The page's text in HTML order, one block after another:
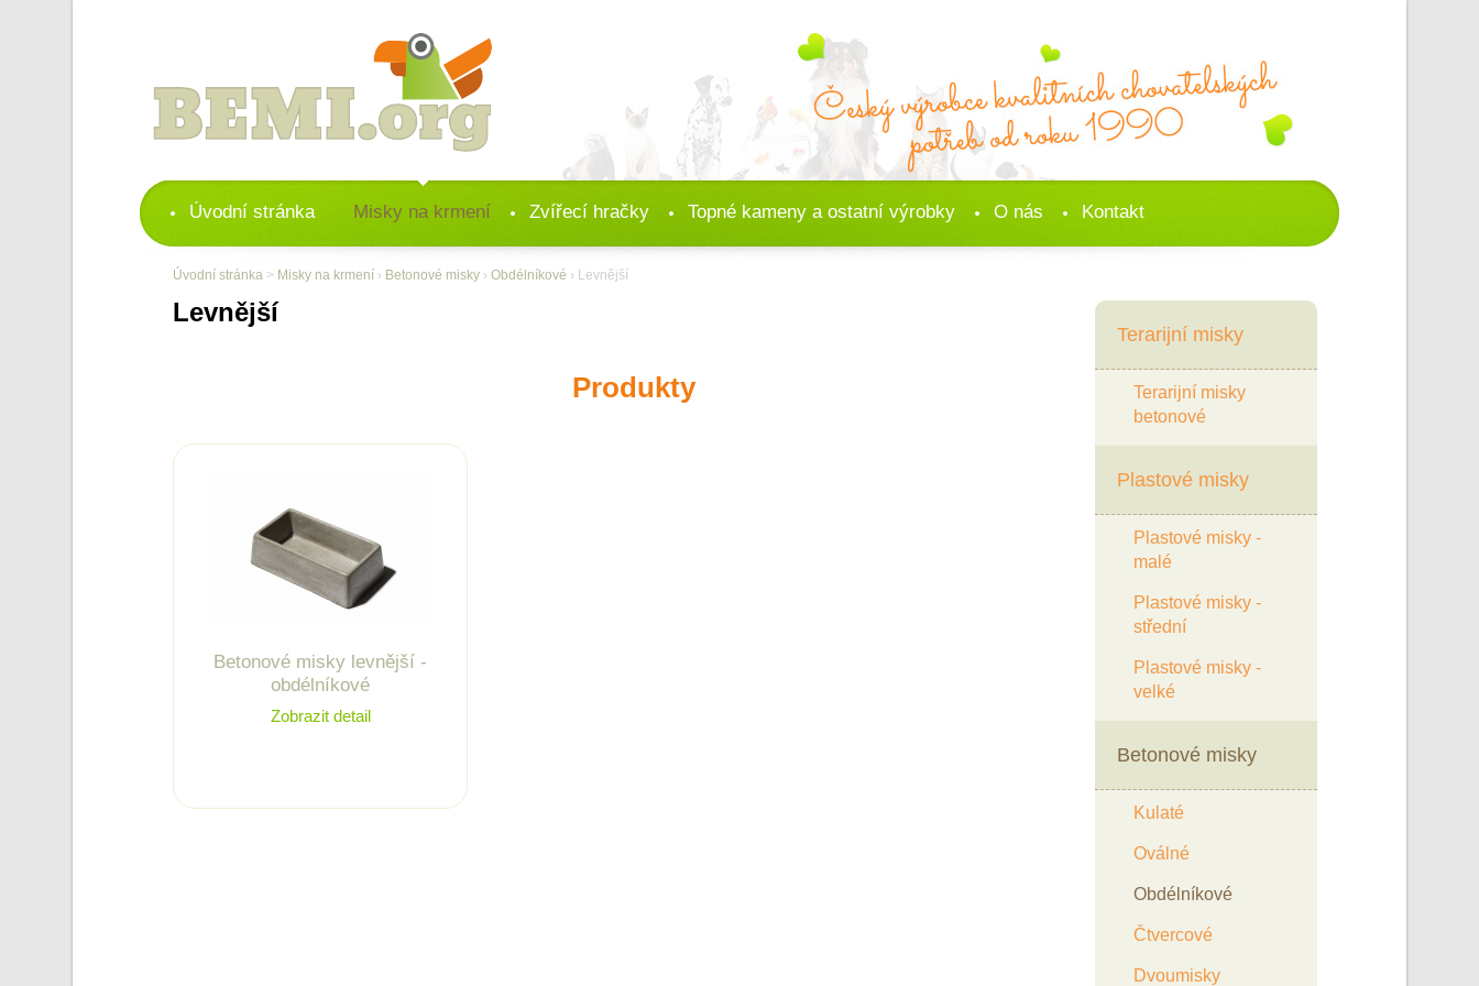
Úvodní stránka Misky na krmení Zvířecí hračky Topné kameny a ostatní výrobky O nás Kontakt
Úvodní stránka > Misky na krmení › Betonové misky › Obdélníkové › Levnější
Levnější
Terarijní misky
Terarijní misky
betonové
Plastové misky
Plastové misky -
malé
Plastové misky -
střední
Plastové misky -
velké
Betonové misky
Kulaté
Oválné
Obdélníkové
Čtvercové
Dvoumisky
Produkty
Betonové misky levnější -
obdélníkové
Zobrazit detail